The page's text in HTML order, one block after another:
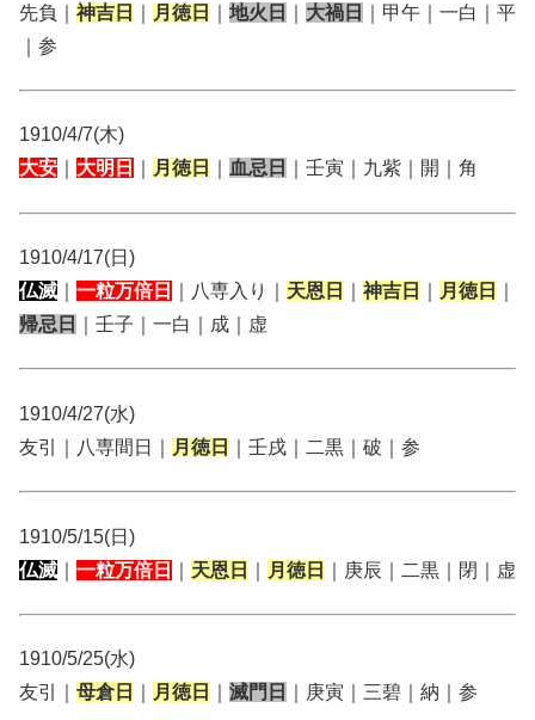
先負｜ 神吉日 月徳日 地火日 大禍日
｜甲午｜一白｜平
｜参
1910/4/7(木)
大安
大明日 月徳日 血忌日 ｜壬寅｜九紫｜開｜角
1910/4/17(日)
仏滅
一粒万倍日 ｜八専入り｜ 天恩日 神吉日 月徳日
帰忌日
｜壬子｜一白｜成｜虚
1910/4/27(水)
友引｜八専間日｜
月徳日 ｜壬戌｜二黒｜破｜参
1910/5/15(日)
仏滅
一粒万倍日 天恩日 月徳日 ｜庚辰｜二黒｜閉｜虚
1910/5/25(水)
友引｜ 母倉日 月徳日 滅門日 ｜庚寅｜三碧｜納｜参